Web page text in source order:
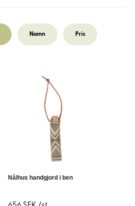
Namn Pris
Nålhus handgjord i ben